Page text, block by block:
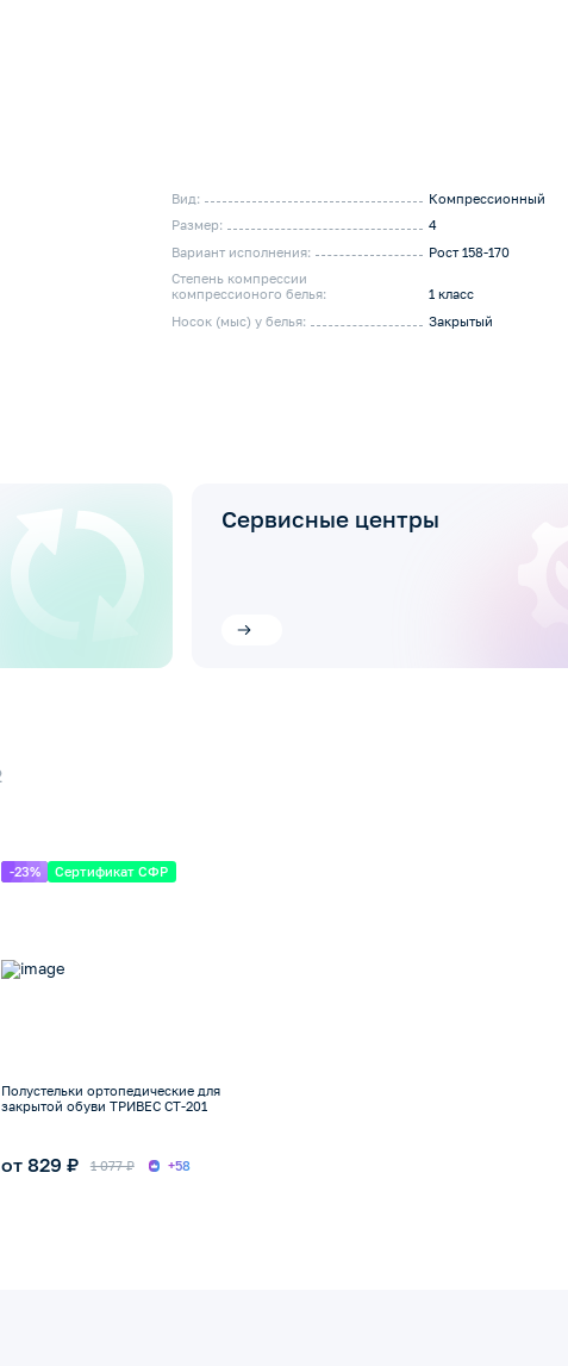
Вид:
Компрессионный
Размер:
4
Вариант исполнения:
Рост 158-170
Степень компрессии
компрессионого белья:
1 класс
Носок (мыс) у белья:
Закрытый
Сервисные центры
-23% Сертификат СФР
Полустельки ортопедические для
закрытой обуви ТРИВЕС СТ-201
от 829 ₽ 1 077 ₽ +58